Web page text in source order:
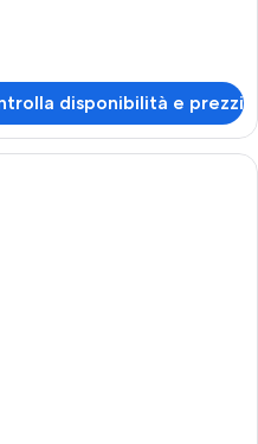
disponibilità e prezzi